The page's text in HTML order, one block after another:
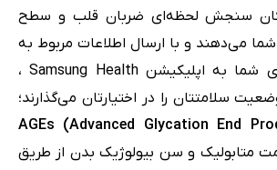
سنجش لحظه‌ای ضربان قلب و سطح
می‌دهند و با ارسال اطلاعات مربوط به
فعالیت‌های روزمره‌ی شما به اپلیکیشن Samsung Health ،
سلامتتان را در اختیارتان می‌گذارند؛
و سن بیولوژیک بدن از طریق